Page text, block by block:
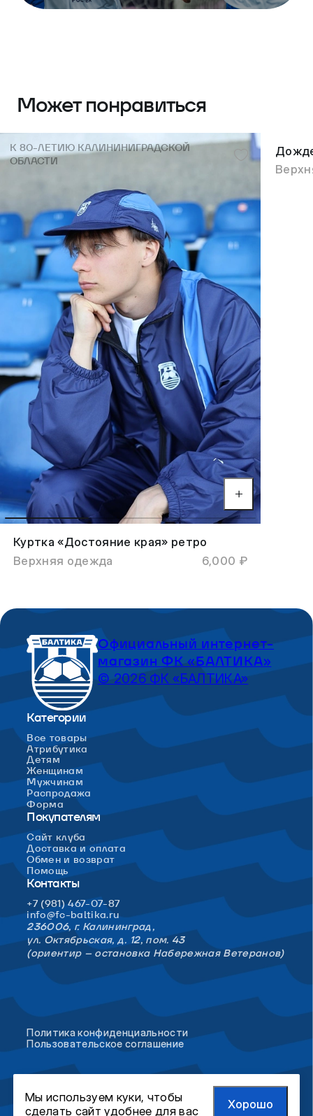
Может понравиться
К 80-ЛЕТИЮ КАЛИНИНИГРАДСКОЙ
ОБЛАСТИ
Куртка «Достояние края» ретро
Верхняя одежда
6,000 ₽
Официальный интернет-
магазин ФК «БАЛТИКА»
© 2026 ФК «БАЛТИКА»
Категории
Все товары
Атрибутика
Детям
Женщинам
Мужчинам
Распродажа
Форма
Покупателям
Сайт клуба
Доставка и оплата
Обмен и возврат
Помощь
Контакты
+7 (981) 467-07-87
info@fc-baltika.ru
236006, г. Калининград,
ул. Октябрьская, д. 12, пом. 43
(ориентир – остановка Набережная Ветеранов)
Политика конфиденциальности
Пользовательское соглашение
Мы используем куки, чтобы
сделать сайт удобнее для вас
Хорошо